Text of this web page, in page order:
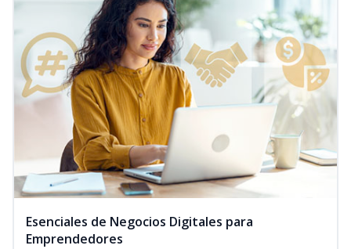
Esenciales de Negocios Digitales para
Emprendedores